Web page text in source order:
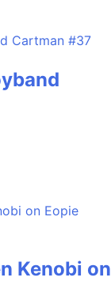
Kenobi on